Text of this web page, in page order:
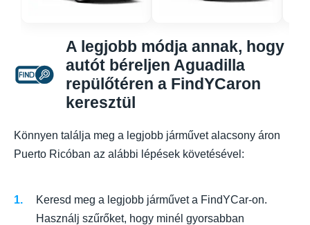
A legjobb módja annak, hogy
autót béreljen Aguadilla
repülőtéren a FindYCaron
keresztül
Könnyen találja meg a legjobb járművet alacsony áron
Puerto Ricóban az alábbi lépések követésével:
Keresd meg a legjobb járművet a FindYCar-on.
Használj szűrőket, hogy minél gyorsabban